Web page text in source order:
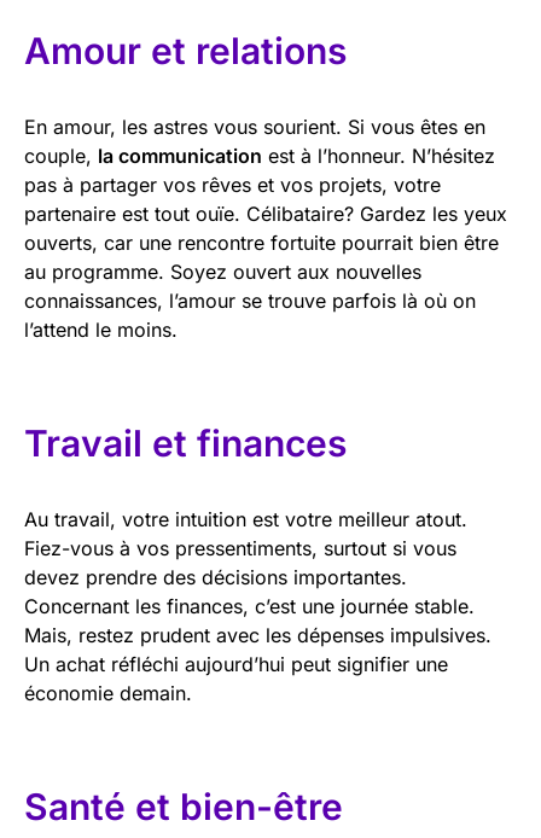
Amour et relations
En amour, les astres vous sourient. Si vous êtes en
couple, la communication est à l’honneur. N’hésitez
pas à partager vos rêves et vos projets, votre
partenaire est tout ouïe. Célibataire? Gardez les yeux
ouverts, car une rencontre fortuite pourrait bien être
au programme. Soyez ouvert aux nouvelles
connaissances, l’amour se trouve parfois là où on
l’attend le moins.
Travail et finances
Au travail, votre intuition est votre meilleur atout.
Fiez-vous à vos pressentiments, surtout si vous
devez prendre des décisions importantes.
Concernant les finances, c’est une journée stable.
Mais, restez prudent avec les dépenses impulsives.
Un achat réfléchi aujourd’hui peut signifier une
économie demain.
Santé et bien-être